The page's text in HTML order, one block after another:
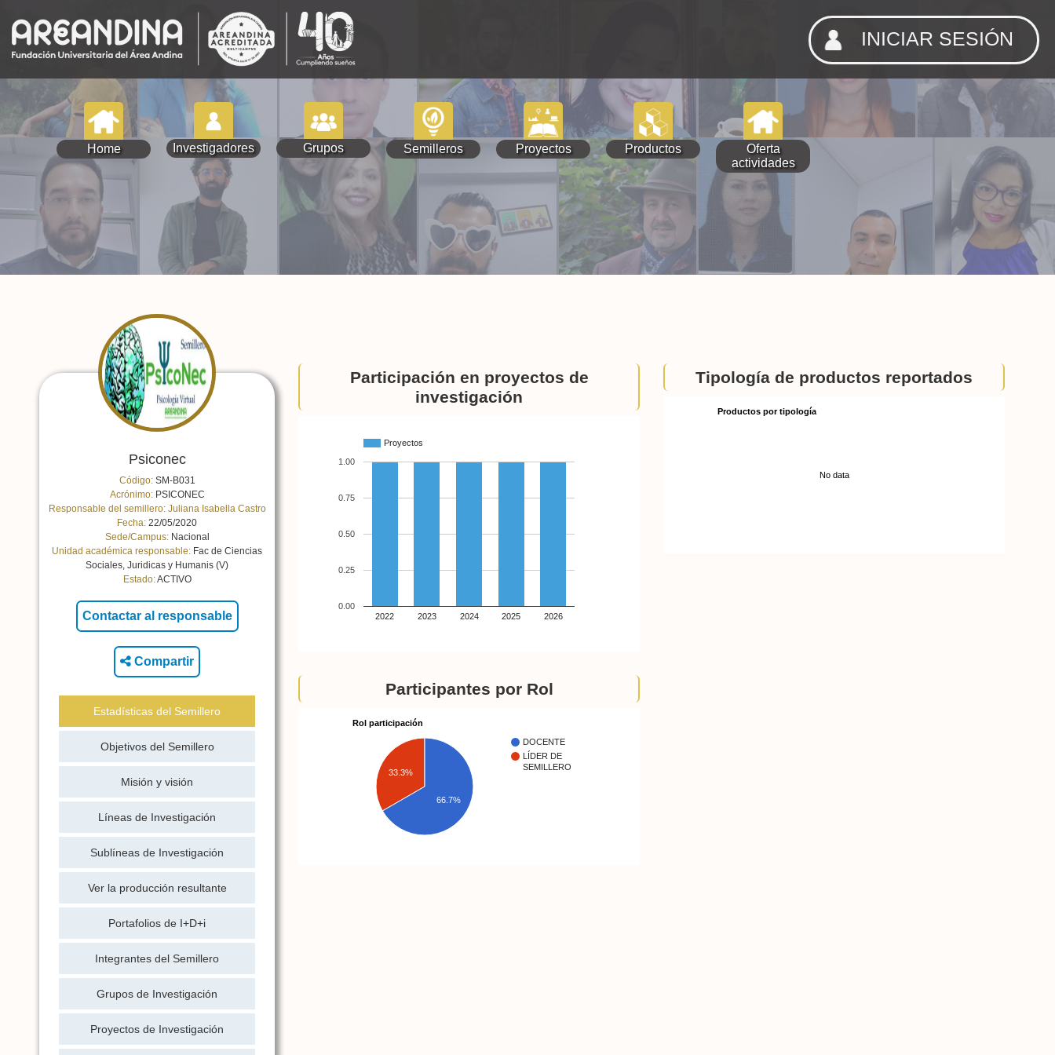
Home Investigadores Grupos Semilleros Proyectos Productos
Oferta
actividades
INICIAR SESIÓN
Psiconec
Código:SM-B031
Acrónimo:PSICONEC
Responsable del semillero: Juliana Isabella Castro
Fecha: 22/05/2020
Sede/Campus:Nacional
Unidad académica responsable: Fac de Ciencias
Sociales, Juridicas y Humanis (V)
Estado:ACTIVO
Compartir
Estadísticas del Semillero
Objetivos del Semillero
Misión y visión
Líneas de Investigación
Sublíneas de Investigación
Ver la producción resultante
Portafolios de I+D+i
Integrantes del Semillero
Grupos de Investigación
Proyectos de Investigación
Participación en proyectos de
investigación
Proyectos
2022 2023 2024 2025 2026
0.00
0.25
0.50
0.75
1.00
Tipología de productos reportados
Productos por tipología
No data
Participantes por Rol
Rol participación
DOCENTE
LÍDER DE
SEMILLERO
33.3%
66.7%